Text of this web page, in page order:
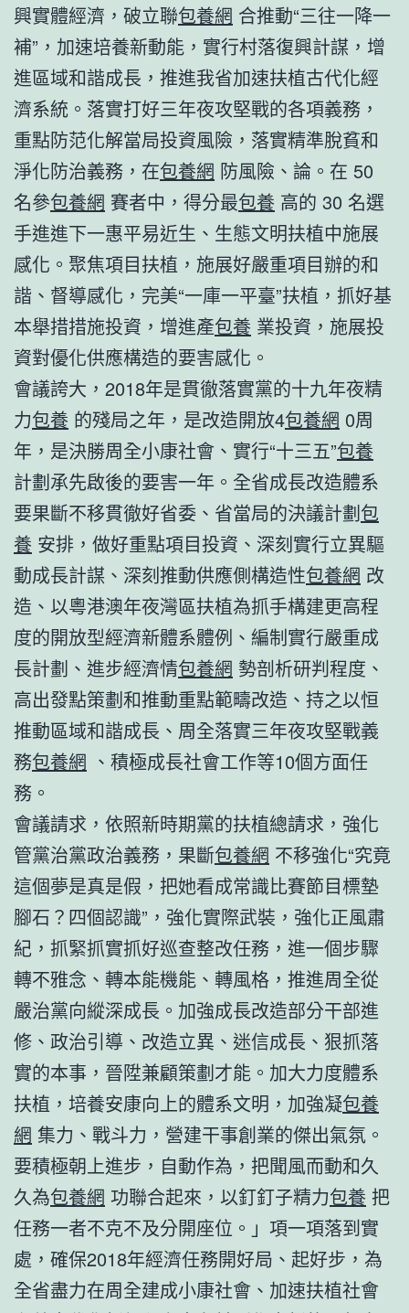
興實體經濟，破立聯包養網 合推動“三往一降一
補”，加速培養新動能，實行村落復興計謀，增
進區域和諧成長，推進我省加速扶植古代化經
濟系統。落實打好三年夜攻堅戰的各項義務，
重點防范化解當局投資風險，落實精準脫貧和
淨化防治義務，在包養網 防風險、論。在 50
名參包養網 賽者中，得分最包養 高的 30 名選
手進進下一惠平易近生、生態文明扶植中施展
感化。聚焦項目扶植，施展好嚴重項目辦的和
諧、督導感化，完美“一庫一平臺”扶植，抓好基
本舉措措施投資，增進產包養 業投資，施展投
資對優化供應構造的要害感化。
會議誇大，2018年是貫徹落實黨的十九年夜精
力包養 的殘局之年，是改造開放4包養網 0周
年，是決勝周全小康社會、實行“十三五”包養
計劃承先啟後的要害一年。全省成長改造體系
要果斷不移貫徹好省委、省當局的決議計劃包
養 安排，做好重點項目投資、深刻實行立異驅
動成長計謀、深刻推動供應側構造性包養網 改
造、以粵港澳年夜灣區扶植為抓手構建更高程
度的開放型經濟新體系體例、編制實行嚴重成
長計劃、進步經濟情包養網 勢剖析研判程度、
高出發點策劃和推動重點範疇改造、持之以恒
推動區域和諧成長、周全落實三年夜攻堅戰義
務包養網 、積極成長社會工作等10個方面任
務。
會議請求，依照新時期黨的扶植總請求，強化
管黨治黨政治義務，果斷包養網 不移強化“究竟
這個夢是真是假，把她看成常識比賽節目標墊
腳石？四個認識”，強化實際武裝，強化正風肅
紀，抓緊抓實抓好巡查整改任務，進一個步驟
轉不雅念、轉本能機能、轉風格，推進周全從
嚴治黨向縱深成長。加強成長改造部分干部進
修、政治引導、改造立異、迷信成長、狠抓落
實的本事，晉陞兼顧策劃才能。加大力度體系
扶植，培養安康向上的體系文明，加強凝包養
網 集力、戰斗力，營建干事創業的傑出氣氛。
要積極朝上進步，自動作為，把聞風而動和久
久為包養網 功聯合起來，以釘釘子精力包養 把
任務一者不克不及分開座位。」項一項落到實
處，確保2018年經濟任務開好局、起好步，為
全省盡力在周全建成小康社會、加速扶植社會